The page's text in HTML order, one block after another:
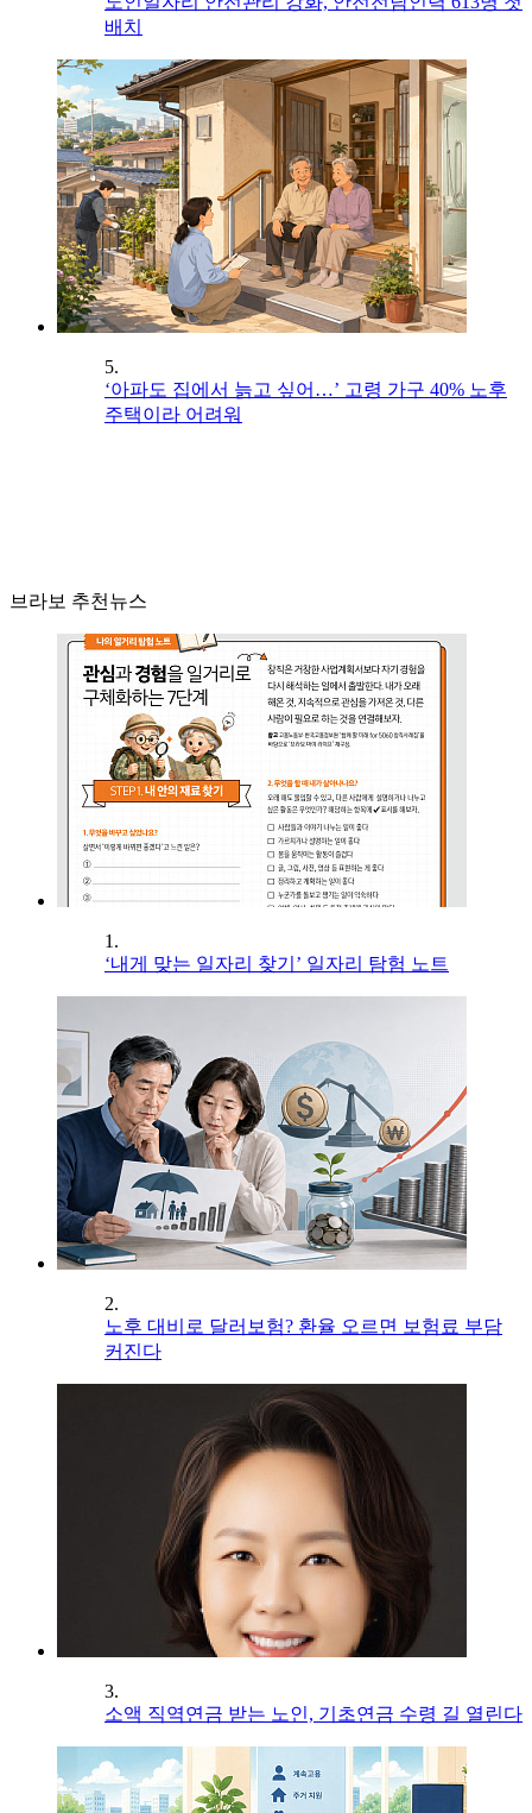
배치
5.
‘아파도 집에서 늙고 싶어…’ 고령 가구 40% 노후
주택이라 어려워
브라보 추천뉴스
1.
‘내게 맞는 일자리 찾기’ 일자리 탐험 노트
2.
노후 대비로 달러보험? 환율 오르면 보험료 부담
커진다
3.
소액 직역연금 받는 노인, 기초연금 수령 길 열린다